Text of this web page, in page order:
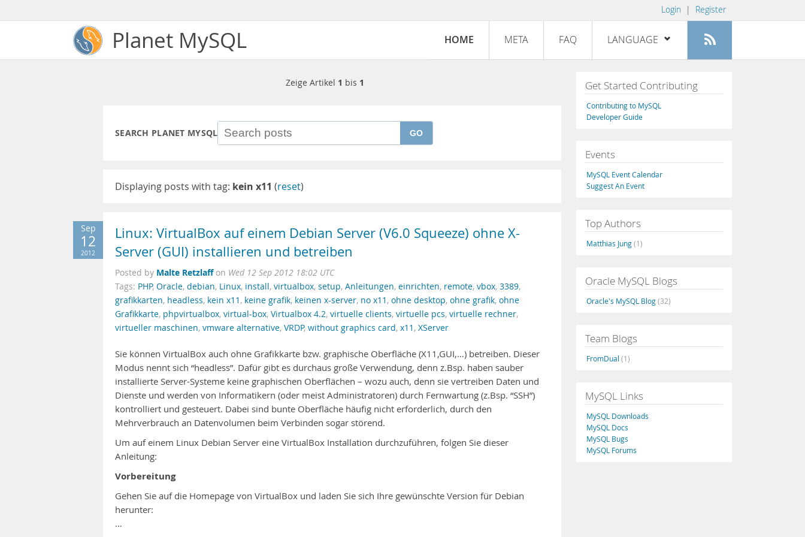
Login | Register
Planet MySQL HOME META FAQ LANGUAGE
Deutsch
Español
Italiano
日本語
Zeige Artikel 1 bis 1
SEARCH PLANET MYSQL GO
Displaying posts with tag: kein x11 (reset)
Sep
12
2012
Linux: VirtualBox auf einem Debian Server (V6.0 Squeeze) ohne X-
Server (GUI) installieren und betreiben
Posted by Malte Retzlaff on Wed 12 Sep 2012 18:02 UTC
Tags: PHP, Oracle, debian, Linux, install, virtualbox, setup, Anleitungen, einrichten, remote, vbox, 3389,
grafikkarten, headless, kein x11 , keine grafik, keinen x-server, no x11 , ohne desktop, ohne grafik, ohne
Grafikkarte, phpvirtualbox, virtual-box, Virtualbox 4.2, virtuelle clients, virtuelle pcs, virtuelle rechner,
virtueller maschinen, vmware alternative, VRDP, without graphics card, x11 , XServer
Sie können VirtualBox auch ohne Grafikkarte bzw. graphische Oberfläche (X11,GUI,…) betreiben. Dieser
Modus nennt sich “headless”. Dafür gibt es durchaus große Verwendung, denn z.Bsp. haben sauber
installierte Server-Systeme keine graphischen Oberflächen – wozu auch, denn sie vertreiben Daten und
Dienste und werden von Informatikern (oder meist Administratoren) durch Fernwartung (z.Bsp. “SSH”)
kontrolliert und gesteuert. Dabei sind bunte Oberfläche häufig nicht erforderlich, durch den
Mehrverbrauch an Datenvolumen beim Verbinden sogar störend.
Um auf einem Linux Debian Server eine VirtualBox Installation durchzuführen, folgen Sie dieser
Anleitung:
Vorbereitung
Gehen Sie auf die Homepage von VirtualBox und laden Sie sich Ihre gewünschte Version für Debian
herunter:
…
Get Started Contributing
Contributing to MySQL
Developer Guide
Events
MySQL Event Calendar
Suggest An Event
Top Authors
Matthias Jung(1)
Oracle MySQL Blogs
Oracle's MySQL Blog(32)
Team Blogs
FromDual (1)
MySQL Links
MySQL Downloads
MySQL Docs
MySQL Bugs
MySQL Forums